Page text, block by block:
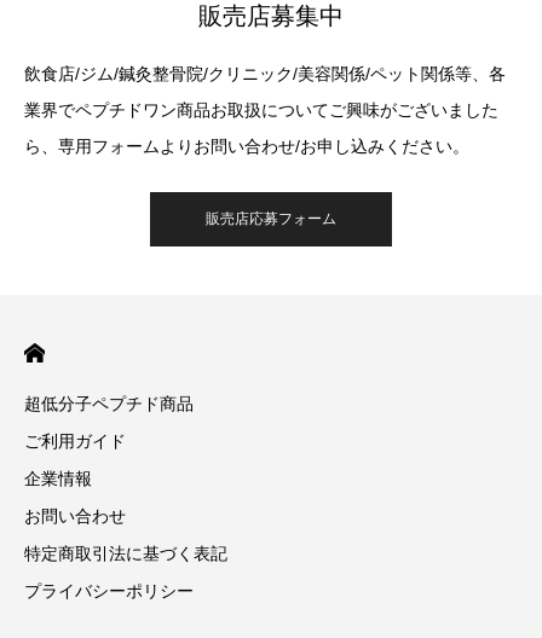
販売店募集中
飲食店/ジム/鍼灸整骨院/クリニック/美容関係/ペット関係等、各
業界でペプチドワン商品お取扱についてご興味がございました
ら、専用フォームよりお問い合わせ/お申し込みください。
販売店応募フォーム
超低分子ペプチド商品
ご利用ガイド
企業情報
お問い合わせ
特定商取引法に基づく表記
プライバシーポリシー